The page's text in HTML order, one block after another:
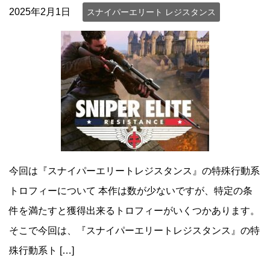
2025年2月1日 スナイパーエリート レジスタンス
今回は『スナイパーエリートレジスタンス』の特殊行動系
トロフィーについて 本作は数が少ないですが、特定の条
件を満たすと獲得出来るトロフィーがいくつかあります。
そこで今回は、『スナイパーエリートレジスタンス』の特
殊行動系ト […]